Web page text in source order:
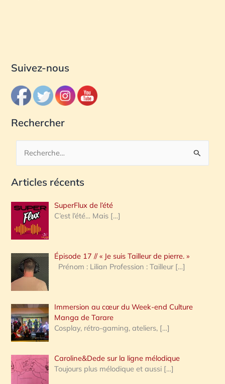
Suivez-nous
Rechercher
c
e
r
c
h
e
:
Articles récents
SuperFlux de l’été
C’est l’été… Mais […]
Épisode 17 // « Je suis Tailleur de pierre. »
Prénom : Lilian Profession : Tailleur […]
Immersion au cœur du Week-end Culture
Manga de Tarare
Cosplay, rétro-gaming, ateliers, […]
Caroline&Dede sur la ligne mélodique
Toujours plus mélodique et aussi […]